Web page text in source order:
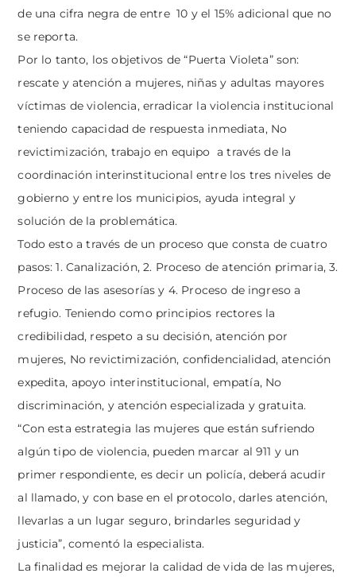
de una cifra negra de entre 10 y el 15% adicional que no
se reporta.
Por lo tanto, los objetivos de “Puerta Violeta” son:
rescate y atención a mujeres, niñas y adultas mayores
víctimas de violencia, erradicar la violencia institucional
teniendo capacidad de respuesta inmediata, No
revictimización, trabajo en equipo a través de la
coordinación interinstitucional entre los tres niveles de
gobierno y entre los municipios, ayuda integral y
solución de la problemática.
Todo esto a través de un proceso que consta de cuatro
pasos: 1. Canalización, 2. Proceso de atención primaria, 3.
Proceso de las asesorías y 4. Proceso de ingreso a
refugio. Teniendo como principios rectores la
credibilidad, respeto a su decisión, atención por
mujeres, No revictimización, confidencialidad, atención
expedita, apoyo interinstitucional, empatía, No
discriminación, y atención especializada y gratuita.
“Con esta estrategia las mujeres que están sufriendo
algún tipo de violencia, pueden marcar al 911 y un
primer respondiente, es decir un policía, deberá acudir
al llamado, y con base en el protocolo, darles atención,
llevarlas a un lugar seguro, brindarles seguridad y
justicia”, comentó la especialista.
La finalidad es mejorar la calidad de vida de las mujeres,